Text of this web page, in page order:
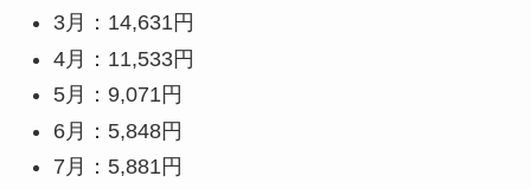
3月：14,631円
4月：11,533円
5月：9,071円
6月：5,848円
7月：5,881円